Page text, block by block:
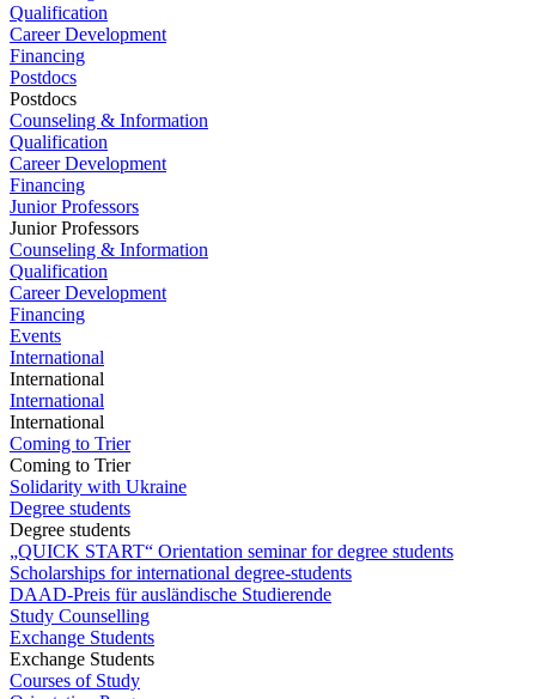
Qualification
Career Development
Financing
Postdocs
Postdocs
Counseling & Information
Qualification
Career Development
Financing
Junior Professors
Junior Professors
Counseling & Information
Qualification
Career Development
Financing
Events
International
International
International
International
Coming to Trier
Coming to Trier
Solidarity with Ukraine
Degree students
Degree students
„QUICK START“ Orientation seminar for degree students
Scholarships for international degree-students
DAAD-Preis für ausländische Studierende
Study Counselling
Exchange Students
Exchange Students
Courses of Study